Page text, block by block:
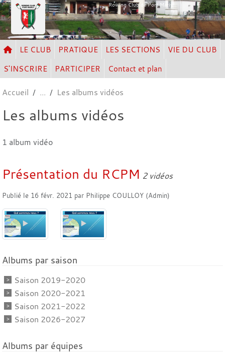
Rowing Club de Port Marly
LE CLUB PRATIQUE LES SECTIONS
VIE DU CLUB
S'INSCRIRE
PARTICIPER Contact et plan
Accueil Les albums vidéos
Les albums vidéos
1 album vidéo
Présentation du RCPM 2 vidéos
Publié le 16 févr. 2021 par Philippe COULLOY (Admin)
Albums par saison
Saison 2019-2020
Saison 2020-2021
Saison 2021-2022
Saison 2026-2027
Albums par équipes
Panneau de gestion des cookies